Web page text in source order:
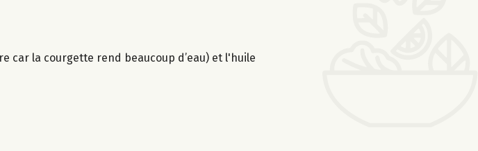
car la courgette rend beaucoup d’eau) et l'huile